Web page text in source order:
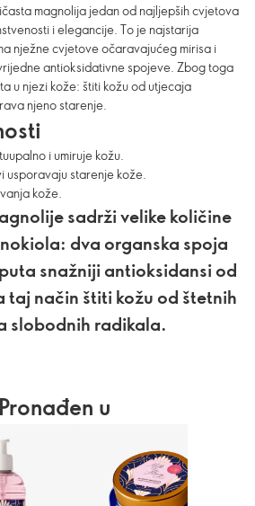
magnolija jedan od najljepših cvjetova
i elegancije. To je najstarija
nježne cvjetove očaravajućeg mirisa i
antioksidativne spojeve. Zbog toga
u njezi kože: štiti kožu od utjecaja
njeno starenje.
i umiruje kožu.
usporavaju starenje kože.
kože.
sadrži velike količine
dva organska spoja
snažniji antioksidansi od
taj način štiti kožu od štetnih
slobodnih radikala.
Pronađen u